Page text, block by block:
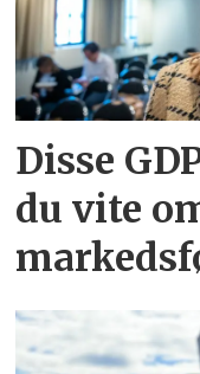
Disse
du vite